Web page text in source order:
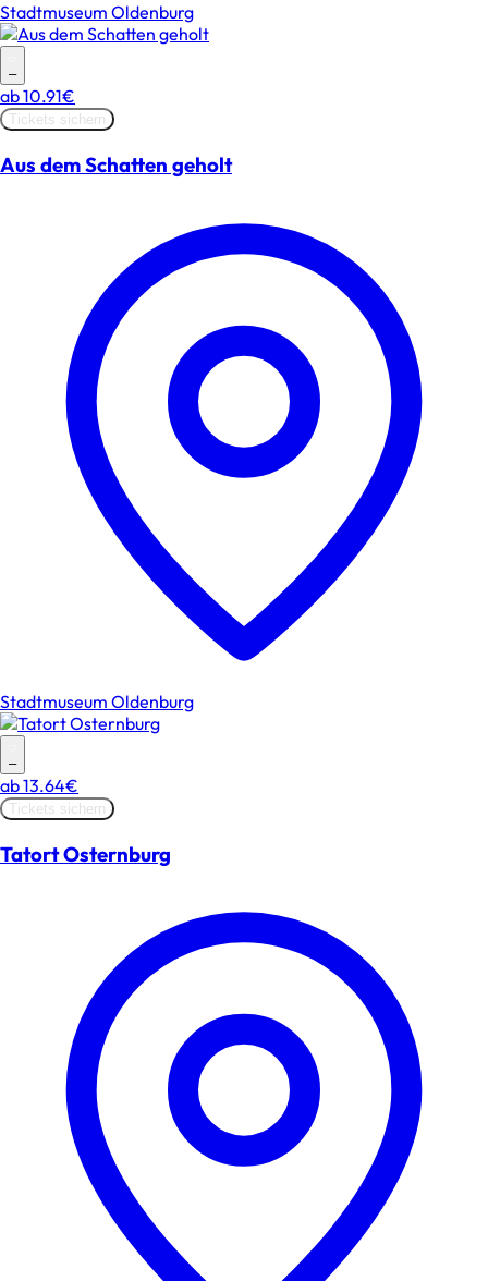
Stadtmuseum Oldenburg
–
ab10.91€
Tickets sichern
Aus dem Schatten geholt
Stadtmuseum Oldenburg
–
ab13.64€
Tickets sichern
Tatort Osternburg